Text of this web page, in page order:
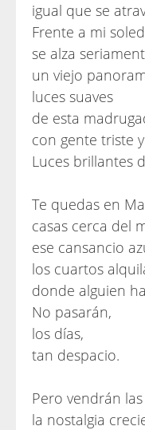
igual que se
Frente a mi
se alza
un viejo
luces suaves
de esta
con gente triste
Luces brillantes
Te quedas en
casas cerca del
ese cansancio
los cuartos
donde alguien
No pasarán,
los días,
tan despacio.
Pero vendrán las
la nostalgia